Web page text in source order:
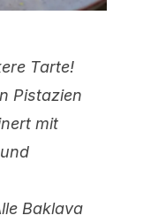
Tarte!
Pistazien
mit
Baklava